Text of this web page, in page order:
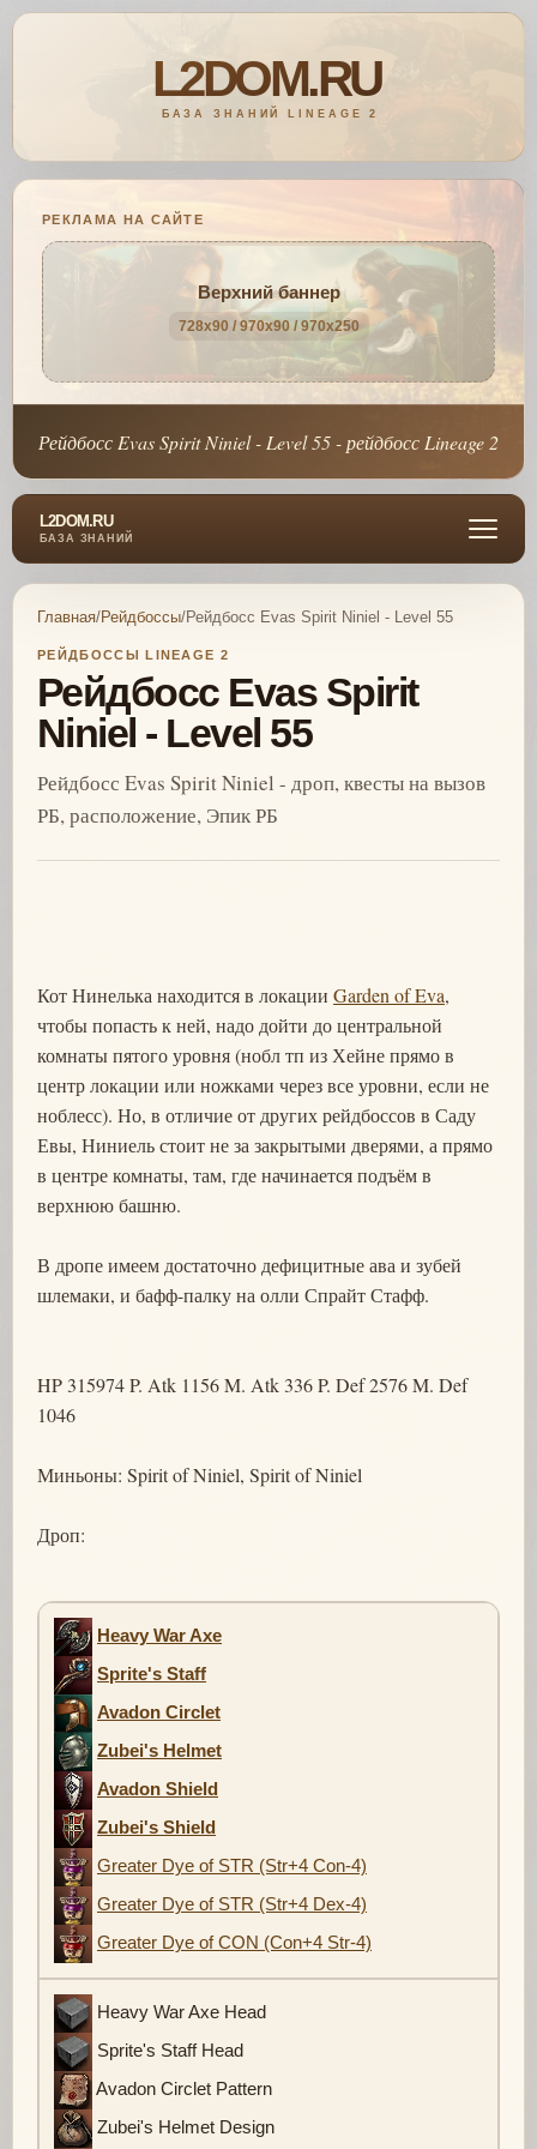
РЕКЛАМА НА САЙТЕ
Верхний баннер
728x90 / 970x90 / 970x250
Рейдбосс Evas Spirit Niniel - Level 55 - рейдбосс Lineage 2
L2DOM.RU
БАЗА ЗНАНИЙ
Главная/Рейдбоссы/Рейдбосс Evas Spirit Niniel - Level 55
РЕЙДБОССЫ LINEAGE 2
Рейдбосс Evas Spirit
Niniel - Level 55
Рейдбосс Evas Spirit Niniel - дроп, квесты на вызов
РБ, расположение, Эпик РБ
Кот Нинелька находится в локации Garden of Eva,
чтобы попасть к ней, надо дойти до центральной
комнаты пятого уровня (нобл тп из Хейне прямо в
центр локации или ножками через все уровни, если не
ноблесс). Но, в отличие от других рейдбоссов в Саду
Евы, Ниниель стоит не за закрытыми дверями, а прямо
в центре комнаты, там, где начинается подъём в
верхнюю башню.
В дропе имеем достаточно дефицитные ава и зубей
шлемаки, и бафф-палку на олли Спрайт Стафф.
HP 315974 P. Atk 1156 M. Atk 336 P. Def 2576 M. Def
1046
Миньоны: Spirit of Niniel, Spirit of Niniel
Дроп:
Heavy War Axe
Sprite's Staff
Avadon Circlet
Zubei's Helmet
Avadon Shield
Zubei's Shield
Greater Dye of STR (Str+4 Con-4)
Greater Dye of STR (Str+4 Dex-4)
Greater Dye of CON (Con+4 Str-4)
Heavy War Axe Head
Sprite's Staff Head
Avadon Circlet Pattern
Zubei's Helmet Design